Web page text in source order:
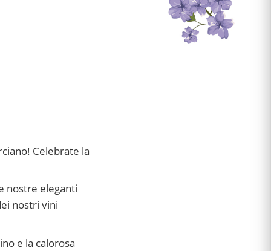
Celebrate la
nostre eleganti
nostri vini
e la calorosa